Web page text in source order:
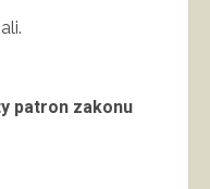
patron zakonu